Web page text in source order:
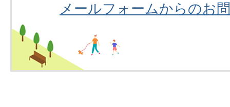
メールフォームからのお